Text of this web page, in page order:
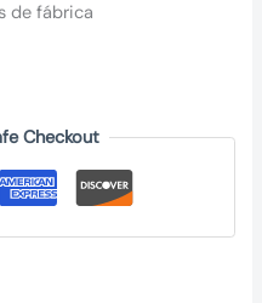
de fábrica
Checkout